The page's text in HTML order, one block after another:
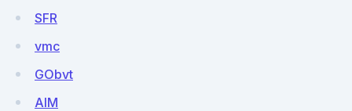
SFR
vmc
GObvt
AIM